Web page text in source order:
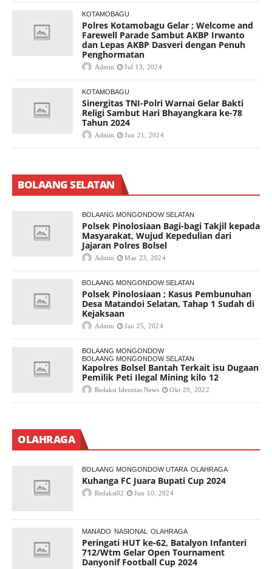
KOTAMOBAGU
Polres Kotamobagu Gelar ; Welcome and
Farewell Parade Sambut AKBP Irwanto
dan Lepas AKBP Dasveri dengan Penuh
Penghormatan
Admin Jul 13, 2024
KOTAMOBAGU
Sinergitas TNI-Polri Warnai Gelar Bakti
Religi Sambut Hari Bhayangkara ke-78
Tahun 2024
Admin Jun 21, 2024
BOLAANG SELATAN
BOLAANG MONGONDOW SELATAN
Polsek Pinolosiaan Bagi-bagi Takjil kepada
Masyarakat, Wujud Kepedulian dari
Jajaran Polres Bolsel
Admin Mar 23, 2024
BOLAANG MONGONDOW SELATAN
Polsek Pinolosiaan ; Kasus Pembunuhan
Desa Matandoi Selatan, Tahap 1 Sudah di
Kejaksaan
Admin Jan 25, 2024
BOLAANG MONGONDOW
BOLAANG MONGONDOW SELATAN
Kapolres Bolsel Bantah Terkait isu Dugaan
Pemilik Peti Ilegal Mining kilo 12
Redaksi Identitas News Okt 29, 2022
OLAHRAGA
BOLAANG MONGONDOW UTARA OLAHRAGA
Kuhanga FC Juara Bupati Cup 2024
Redaksi02 Jun 10, 2024
MANADO NASIONAL OLAHRAGA
Peringati HUT ke-62, Batalyon Infanteri
712/Wtm Gelar Open Tournament
Danyonif Football Cup 2024